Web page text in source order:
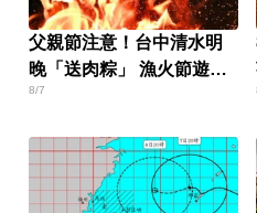
父親節注意！台中清水明
晚「送肉粽」 漁火節遊客
恐迎煞
8/7